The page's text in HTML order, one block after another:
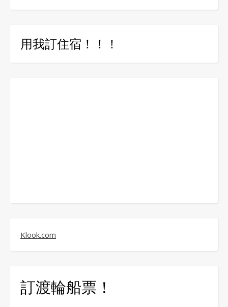
用我訂住宿！！！
Klook.com
訂渡輪船票！